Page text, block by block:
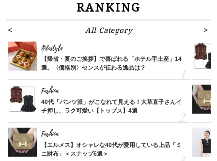
RANKING
All Category
Lifestyle
【帰省・夏のご挨拶】で喜ばれる「ホテル手土産」14
選。〈価格別〉センスが伝わる逸品は？
Fashion
40代「パンツ派」がこなれて見える！大草直子さんイ
チ押し、ラク可愛い【トップス】4選
Fashion
【エルメス】オシャレな40代が愛用している上品「ミ
ニ財布」＜スナップ6選＞